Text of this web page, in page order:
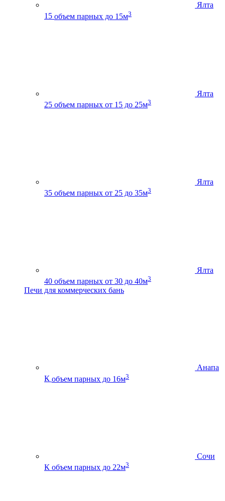
Ялта
15 объем парных до 15м3
Ялта
25 объем парных от 15 до 25м3
Ялта
35 объем парных от 25 до 35м3
Ялта
40 объем парных от 30 до 40м3
Печи для коммерческих бань
Анапа
К объем парных до 16м3
Сочи
К объем парных до 22м3